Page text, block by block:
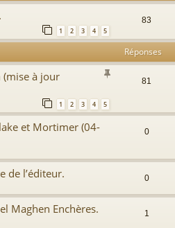
1 2 3 4 5
83
Réponses
(mise à jour
1 2 3 4 5
81
et Mortimer (04-
0
de l’éditeur. 0
Maghen Enchères. 1